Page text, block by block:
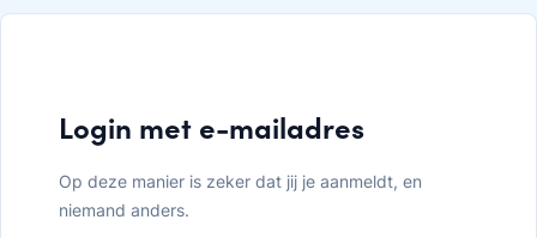
Login met e-mailadres
Op deze manier is zeker dat jij je aanmeldt, en
niemand anders.